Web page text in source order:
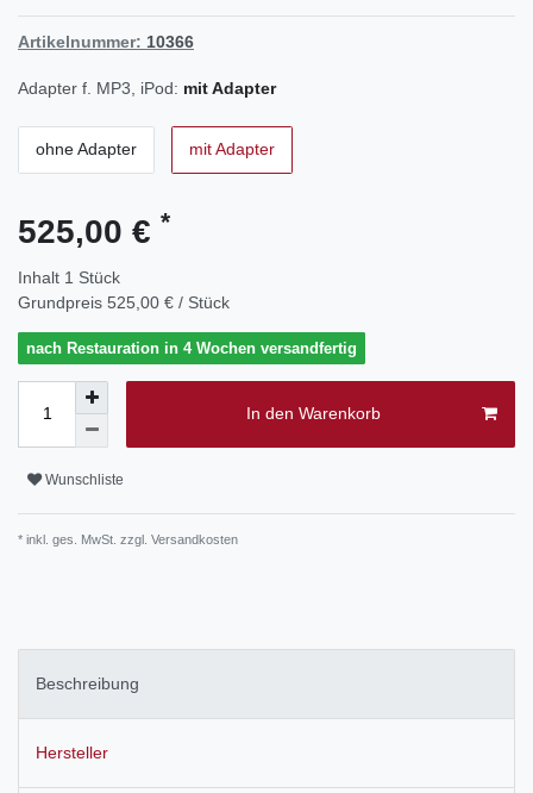
Artikelnummer: 10366
Adapter f. MP3, iPod: mit Adapter
ohne Adapter mit Adapter
525,00 € *
Inhalt 1 Stück
Grundpreis 525,00 € / Stück
nach Restauration in 4 Wochen versandfertig
In den Warenkorb
Wunschliste
* inkl. ges. MwSt. zzgl. Versandkosten
Beschreibung
Hersteller